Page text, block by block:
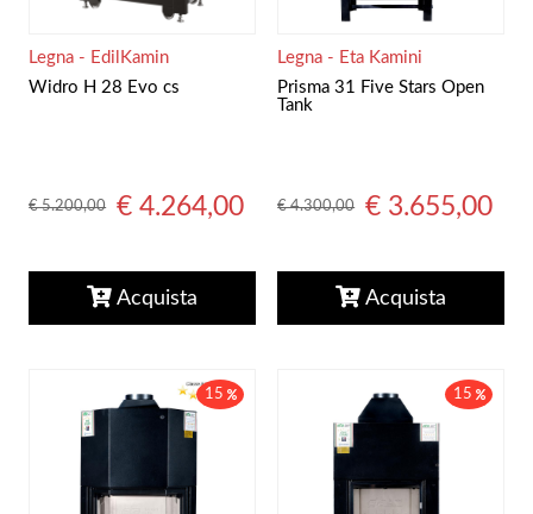
Widro H 28 Evo cs
Legna - EdilKamin
€ 5.200,00 € 4.264,00
Acquista
Prisma 31 Five Stars Open
Tank
Legna - Eta Kamini
€ 4.300,00 € 3.655,00
Acquista
15 15